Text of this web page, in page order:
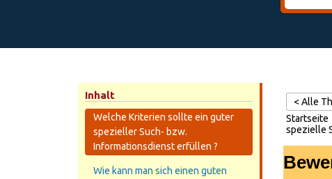
Inhalt
Welche Kriterien sollte ein guter
spezieller Such- bzw.
Informationsdienst erfüllen ?
Wie kann man sich einen guten
< Alle
Startseite
spezielle